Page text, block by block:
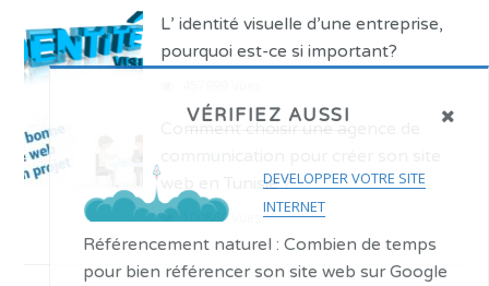
VÉRIFIEZ AUSSI
DEVELOPPER VOTRE SITE
INTERNET
Référencement naturel : Combien de temps
pour bien référencer son site web sur Google
L’ identité visuelle d’une entreprise,
pourquoi est-ce si important?
Comment choisir une agence de
web en Tunisie ?
100869 Vues